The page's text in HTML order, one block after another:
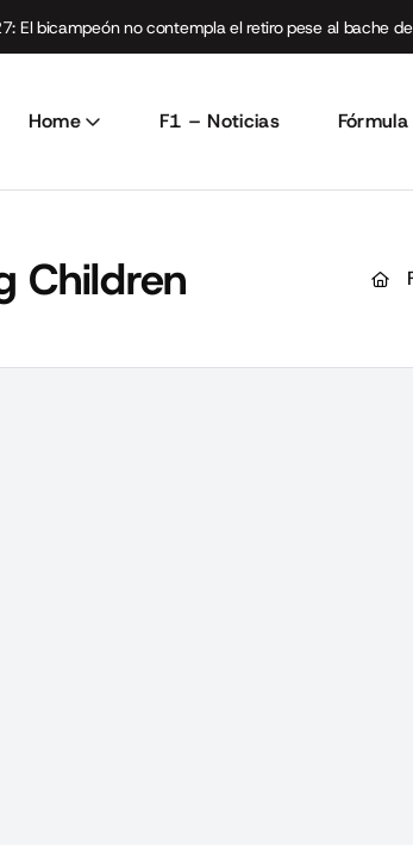
El bicampeón no contempla el retiro pese al bache
Home F1 – Noticias Fórmula
Children